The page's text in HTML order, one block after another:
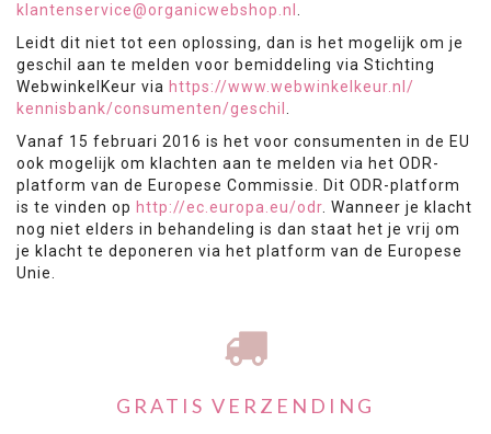
klantenservice@organicwebshop.nl
Leidt dit niet tot een oplossing, dan is het mogelijk om je
geschil aan te melden voor bemiddeling via Stichting
WebwinkelKeur via https://www.webwinkelkeur.nl/
kennisbank/consumenten/geschil
Vanaf 15 februari 2016 is het voor consumenten in de EU
ook mogelijk om klachten aan te melden via het ODR-
platform van de Europese Commissie. Dit ODR-platform
is te vinden op http://ec.europa.eu/odr . Wanneer je klacht
nog niet elders in behandeling is dan staat het je vrij om
je klacht te deponeren via het platform van de Europese
Unie.
GRATIS VERZENDING